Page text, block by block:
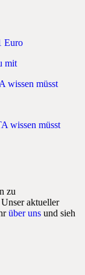
Euro
mit
wissen müsst
wissen müsst
zu
aktueller
über uns und sieh